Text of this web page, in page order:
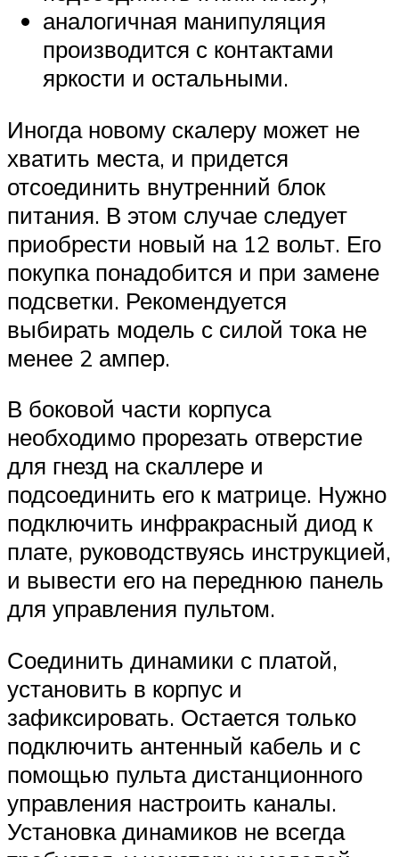
аналогичная манипуляция
производится с контактами
яркости и остальными.
Иногда новому скалеру может не
хватить места, и придется
отсоединить внутренний блок
питания. В этом случае следует
приобрести новый на 12 вольт. Его
покупка понадобится и при замене
подсветки. Рекомендуется
выбирать модель с силой тока не
менее 2 ампер.
В боковой части корпуса
необходимо прорезать отверстие
для гнезд на скаллере и
подсоединить его к матрице. Нужно
подключить инфракрасный диод к
плате, руководствуясь инструкцией,
и вывести его на переднюю панель
для управления пультом.
Соединить динамики с платой,
установить в корпус и
зафиксировать. Остается только
подключить антенный кабель и с
помощью пульта дистанционного
управления настроить каналы.
Установка динамиков не всегда